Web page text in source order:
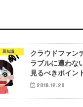
豆知識
クラウドファン
ラブルに遭わな
見るべきポイン
2018.12.20